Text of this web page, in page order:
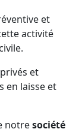
et
activité
et
en laisse et
notresociété